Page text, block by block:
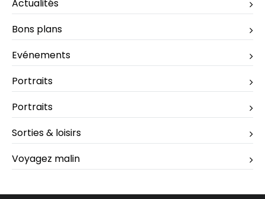
Actualités
Bons plans
Evénements
Portraits
Portraits
Sorties & loisirs
Voyagez malin